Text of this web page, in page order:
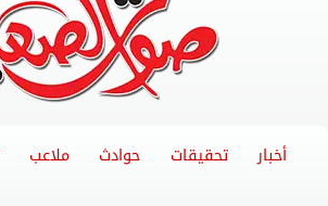
أخبار تحقيقات حوادث ملاعب